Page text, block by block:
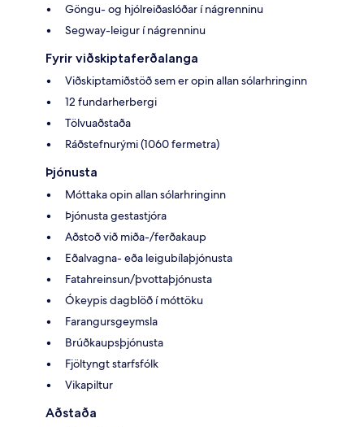
Göngu- og hjólreiðaslóðar í nágrenninu
Segway-leigur í nágrenninu
Fyrir viðskiptaferðalanga
Viðskiptamiðstöð sem er opin allan sólarhringinn
12 fundarherbergi
Tölvuaðstaða
Ráðstefnurými (1060 fermetra)
Þjónusta
Móttaka opin allan sólarhringinn
Þjónusta gestastjóra
Aðstoð við miða-/ferðakaup
Eðalvagna- eða leigubílaþjónusta
Fatahreinsun/þvottaþjónusta
Ókeypis dagblöð í móttöku
Farangursgeymsla
Brúðkaupsþjónusta
Fjöltyngt starfsfólk
Vikapiltur
Aðstaða